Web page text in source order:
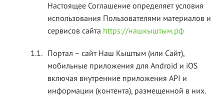
Настоящее Соглашение определяет условия
использования Пользователями материалов и
сервисов сайта https://нашкыштым.рф
1.1. Портал – сайт Наш Кыштым (или Сайт),
мобильные приложения для Android и iOS
включая внутренние приложения API и
информации (контента), размещенной в них.